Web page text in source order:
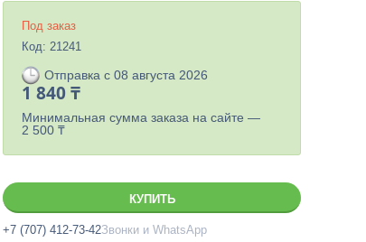
Под заказ
Код: 21241
Отправка с 08 августа 2026
1 840 ₸
Минимальная сумма заказа на сайте —
2 500 ₸
КУПИТЬ
+7 (707) 412-73-42Звонки и WhatsApp